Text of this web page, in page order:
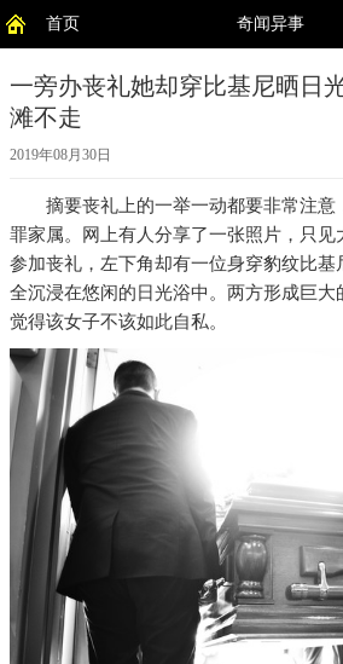
首页 奇闻异事
一旁办丧礼她却穿比基尼晒日
滩不走
2019年08月30日
摘要丧礼上的一举一动都要非常注意
罪家属。网上有人分享了一张照片，只见
参加丧礼，左下角却有一位身穿豹纹比基
全沉浸在悠闲的日光浴中。两方形成巨大
觉得该女子不该如此自私。